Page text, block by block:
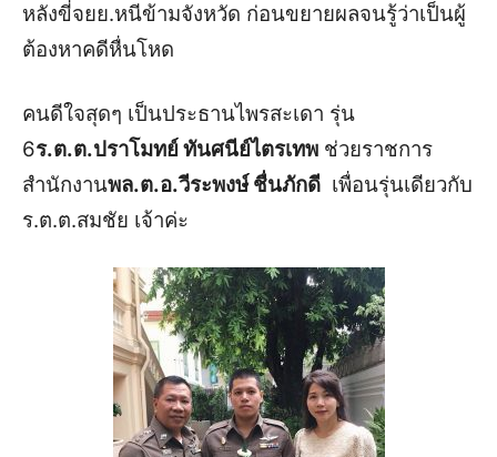
หลังขี่จยย.หนีข้ามจังหวัด ก่อนขยายผลจนรู้ว่าเป็นผู้
ต้องหาคดีหื่นโหด
คนดีใจสุดๆ เป็นประธานไพรสะเดา รุ่น
6ร.ต.ต.ปราโมทย์ ทันศนีย์ไตรเทพ ช่วยราชการ
สำนักงานพล.ต.อ.วีระพงษ์ ชื่นภักดี เพื่อนรุ่นเดียวกับ
ร.ต.ต.สมชัย เจ้าค่ะ